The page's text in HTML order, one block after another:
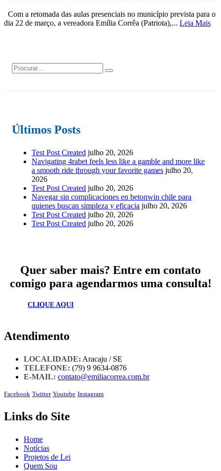
Com a retomada das aulas presenciais no município prevista para o
dia 22 de março, a vereadora Emília Corrêa (Patriota),... Leia Mais
Últimos Posts
Test Post Created julho 20, 2026
Navigating 4rabet feels less like a gamble and more like
a smooth ride through your favorite games julho 20,
2026
Test Post Created julho 20, 2026
Navegar sin complicaciones en betonwin chile para
quienes buscan simpleza y eficacia julho 20, 2026
Test Post Created julho 20, 2026
Test Post Created julho 20, 2026
Quer saber mais? Entre em contato
comigo para agendarmos uma consulta!
CLIQUE AQUI
Atendimento
LOCALIDADE: Aracaju / SE
TELEFONE: (79) 9 9634-0876
E-MAIL: contato@emiliacorrea.com.br
Facebook Twitter Youtube Instagram
Links do Site
Home
Notícias
Projetos de Lei
Quem Sou